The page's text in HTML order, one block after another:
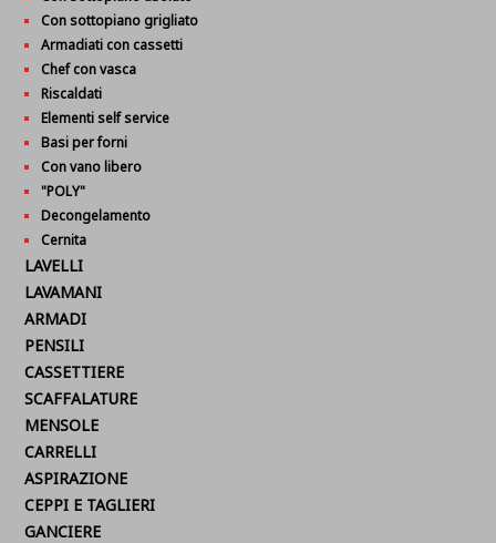
Con sottopiano grigliato
Armadiati con cassetti
Chef con vasca
Riscaldati
Elementi self service
Basi per forni
Con vano libero
"POLY"
Decongelamento
Cernita
LAVELLI
LAVAMANI
ARMADI
PENSILI
CASSETTIERE
SCAFFALATURE
MENSOLE
CARRELLI
ASPIRAZIONE
CEPPI E TAGLIERI
GANCIERE